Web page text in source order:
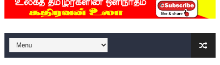
ஏர்போர்ட்டில் உதைத்த நபர் யார், என்ன நடந்தது?: உண்மையை
சீனா இலங்கையிடம் 8 மில்லியன் அமெரிக்க டொலர் நட்டஈடு
01/11/2021 Scotland ல் நடைபெறும் கண்டனப்